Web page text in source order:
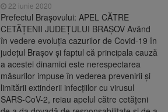
22 iunie 2020
Prefectul Brașovului: APEL CĂTRE
CETĂȚENII JUDEȚULUI BRAȘOV Având
în vedere evoluția cazurilor de Covid-19 în
județul Brașov și faptul că principala cauză
a acestei dinamici este nerespectarea
măsurilor impuse în vederea prevenirii și
limitării extinderii infecțiilor cu virusul
SARS-CoV-2, reiau apelul către cetățeni